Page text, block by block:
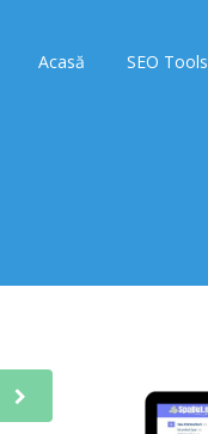
Acasă SEO Tools